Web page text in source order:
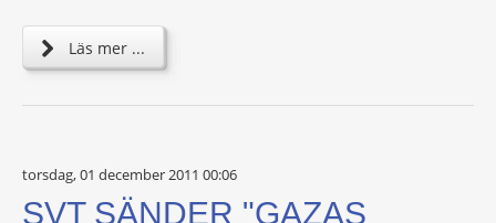
Läs mer ...
torsdag, 01 december 2011 00:06
SVT SÄNDER "GAZAS